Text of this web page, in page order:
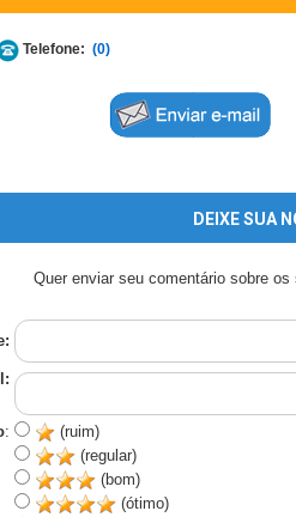
Telefone: (0)
DEIXE SUA
Quer enviar seu comentário sobre
:
(ruim)
(regular)
(bom)
(ótimo)